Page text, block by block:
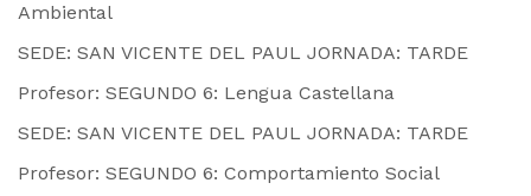
Ambiental
SEDE: SAN VICENTE DEL PAUL JORNADA: TARDE
Profesor: SEGUNDO 6: Lengua Castellana
SEDE: SAN VICENTE DEL PAUL JORNADA: TARDE
Profesor: SEGUNDO 6: Comportamiento Social